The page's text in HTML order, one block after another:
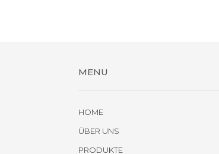
MENU
HOME
ÜBER UNS
PRODUKTE